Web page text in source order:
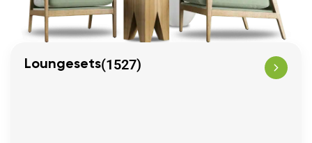
Loungesets(1527)